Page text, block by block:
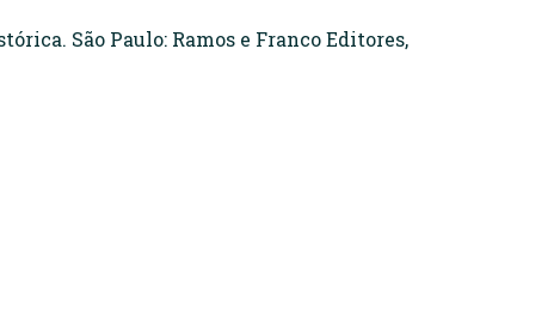
São Paulo: Ramos e Franco Editores,